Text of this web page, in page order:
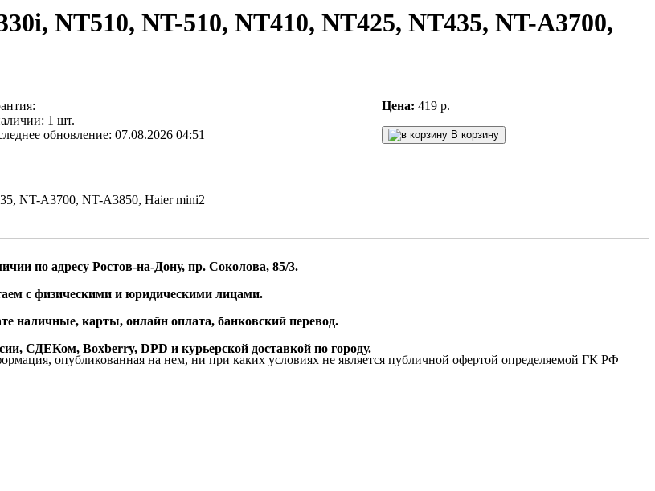
NT510, NT-510, NT410, NT425, NT435, NT-A3700,
1 шт.
обновление: 07.08.2026 04:51
Цена: 419 р.
В корзину
NT-A3700, NT-A3850, Haier mini2
по адресу Ростов-на-Дону, пр. Соколова, 85/3.
с физическими и юридическими лицами.
наличные, карты, онлайн оплата, банковский перевод.
СДЕКом, Boxberry, DPD и курьерской доставкой по городу.
опубликованная на нем, ни при каких условиях не является публичной офертой определяемой ГК РФ